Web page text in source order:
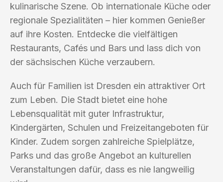
kulinarische Szene. Ob internationale Küche oder
regionale Spezialitäten – hier kommen Genießer
auf ihre Kosten. Entdecke die vielfältigen
Restaurants, Cafés und Bars und lass dich von
der sächsischen Küche verzaubern.
Auch für Familien ist Dresden ein attraktiver Ort
zum Leben. Die Stadt bietet eine hohe
Lebensqualität mit guter Infrastruktur,
Kindergärten, Schulen und Freizeitangeboten für
Kinder. Zudem sorgen zahlreiche Spielplätze,
Parks und das große Angebot an kulturellen
Veranstaltungen dafür, dass es nie langweilig